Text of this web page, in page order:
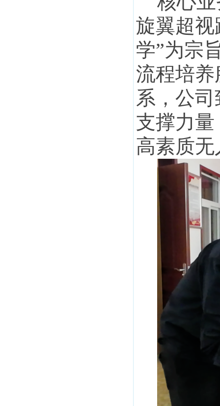
旋翼超
学”为宗
流程培
系，公
支撑力
高素质